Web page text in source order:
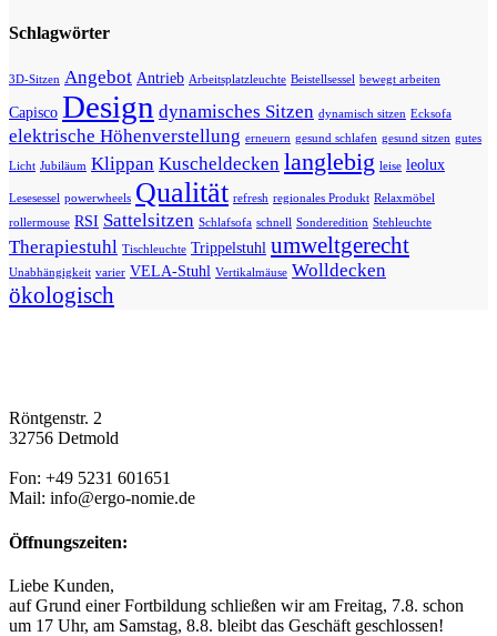
Schlagwörter
3D-Sitzen Angebot Antrieb Arbeitsplatzleuchte Beistellsessel bewegt arbeiten
Capisco Design dynamisches Sitzen dynamisch sitzen Ecksofa
elektrische Höhenverstellung erneuern gesund schlafen gesund sitzen gutes
Licht Jubiläum Klippan Kuscheldecken langlebig leise leolux
Lesesessel powerwheels Qualität refresh regionales Produkt Relaxmöbel
rollermouse RSI Sattelsitzen Schlafsofa schnell Sonderedition Stehleuchte
Therapiestuhl Tischleuchte Trippelstuhl umweltgerecht
Unabhängigkeit varier VELA-Stuhl Vertikalmäuse Wolldecken
ökologisch
Röntgenstr. 2
32756 Detmold
Fon: +49 5231 601651
Mail: info@ergo-nomie.de
Öffnungszeiten:
Liebe Kunden,
auf Grund einer Fortbildung schließen wir am Freitag, 7.8. schon
um 17 Uhr, am Samstag, 8.8. bleibt das Geschäft geschlossen!